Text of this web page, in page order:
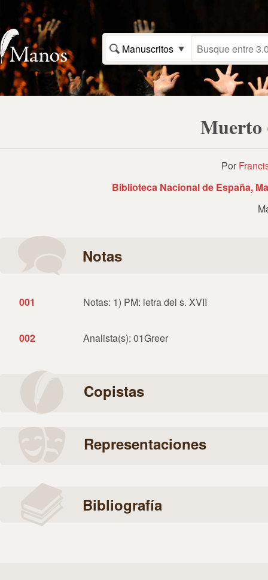
Manuscritos
Muerto
Por
Biblioteca Nacional de España,
Notas
001 Notas: 1) PM: letra del s. XVII
002 Analista(s): 01Greer
Copistas
Representaciones
Bibliografía